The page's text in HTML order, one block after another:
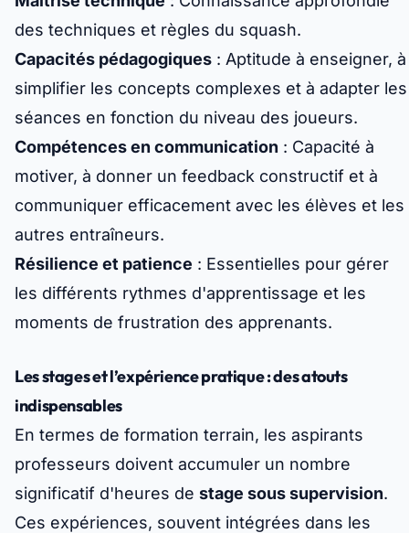
des techniques et règles du squash.
Capacités pédagogiques : Aptitude à enseigner, à
simplifier les concepts complexes et à adapter les
séances en fonction du niveau des joueurs.
Compétences en communication : Capacité à
motiver, à donner un feedback constructif et à
communiquer efficacement avec les élèves et les
autres entraîneurs.
Résilience et patience : Essentielles pour gérer
les différents rythmes d'apprentissage et les
moments de frustration des apprenants.
Les stages et l’expérience pratique : des atouts
indispensables
En termes de formation terrain, les aspirants
professeurs doivent accumuler un nombre
significatif d'heures de stage sous supervision.
Ces expériences, souvent intégrées dans les